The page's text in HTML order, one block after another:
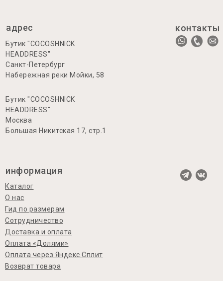
адрес контакты
информация
Бутик "COCOSHNICK
HEADDRESS"
Санкт-Петербург
Набережная реки Мойки, 58
Бутик "COCOSHNICK
HEADDRESS"
Москва
Большая Никитская 17, стр.1
Каталог
О нас
Гид по размерам
Доставка и оплата
Оплата «Долями»
Возврат товара
Оплата через Яндекс.Сплит
Сотрудничество